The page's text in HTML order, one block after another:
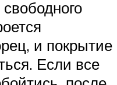
и покрытие
Если все